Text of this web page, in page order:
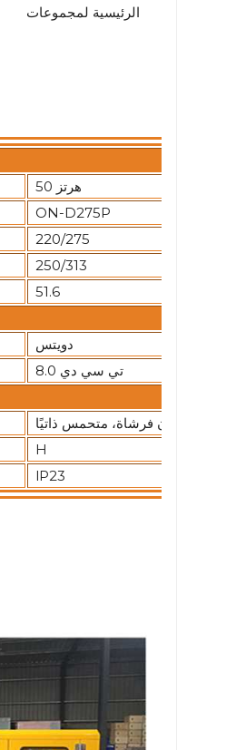
الرئيسية لمجموعات
50 هرتز
ON-D275P
220/275
250/313
51.6
دويتس
تي سي دي 8.0
بدون فرشاة، متحمس ذاتيًا
H
lP23